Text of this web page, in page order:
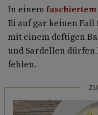
In einem
Ei auf gar keinen
mit einem deftigen
und Sardellen dürfen
fehlen.